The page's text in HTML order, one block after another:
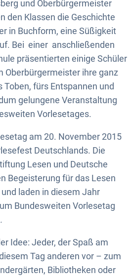
und Oberbürgermeister
den Klassen die Geschichte
in Buchform, eine Süßigkeit
Bei einer anschließenden
präsentierten einige Schüler
Oberbürgermeister ihre ganz
Toben, fürs Entspannen und
gelungene Veranstaltung
Vorlesetages.
am 20. November 2015
Deutschlands. Die
Lesen und Deutsche
Begeisterung für das Lesen
laden in diesem Jahr
Bundesweiten Vorlesetag
Idee: Jeder, der Spaß am
Tag anderen vor – zum
Bibliotheken oder